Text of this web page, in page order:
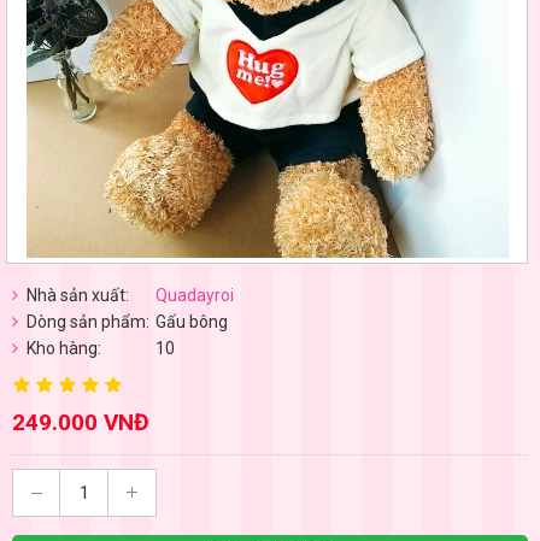
Nhà sản xuất:
Quadayroi
Dòng sản phẩm: Gấu bông
Kho hàng:
10
249.000 VNĐ